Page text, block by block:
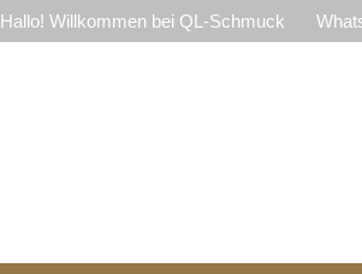
Hallo! Willkommen bei QL-Schmuck